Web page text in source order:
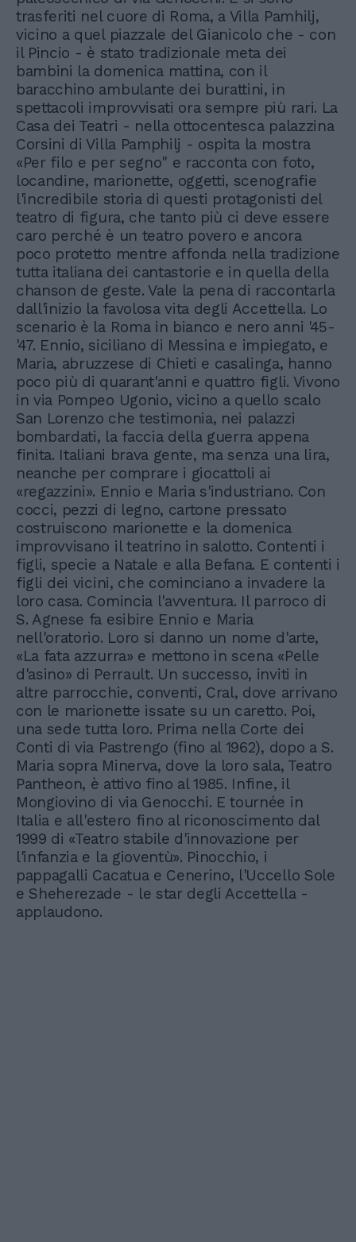
trasferiti nel cuore di Roma, a Villa Pamhilj,
vicino a quel piazzale del Gianicolo che - con
il Pincio - è stato tradizionale meta dei
bambini la domenica mattina, con il
baracchino ambulante dei burattini, in
spettacoli improvvisati ora sempre più rari. La
Casa dei Teatri - nella ottocentesca palazzina
Corsini di Villa Pamphilj - ospita la mostra
«Per filo e per segno" e racconta con foto,
locandine, marionette, oggetti, scenografie
l'incredibile storia di questi protagonisti del
teatro di figura, che tanto più ci deve essere
caro perché è un teatro povero e ancora
poco protetto mentre affonda nella tradizione
tutta italiana dei cantastorie e in quella della
chanson de geste. Vale la pena di raccontarla
dall'inizio la favolosa vita degli Accettella. Lo
scenario è la Roma in bianco e nero anni '45-
'47. Ennio, siciliano di Messina e impiegato, e
Maria, abruzzese di Chieti e casalinga, hanno
poco più di quarant'anni e quattro figli. Vivono
in via Pompeo Ugonio, vicino a quello scalo
San Lorenzo che testimonia, nei palazzi
bombardati, la faccia della guerra appena
finita. Italiani brava gente, ma senza una lira,
neanche per comprare i giocattoli ai
«regazzini». Ennio e Maria s'industriano. Con
cocci, pezzi di legno, cartone pressato
costruiscono marionette e la domenica
improvvisano il teatrino in salotto. Contenti i
figli, specie a Natale e alla Befana. E contenti i
figli dei vicini, che cominciano a invadere la
loro casa. Comincia l'avventura. Il parroco di
S. Agnese fa esibire Ennio e Maria
nell'oratorio. Loro si danno un nome d'arte,
«La fata azzurra» e mettono in scena «Pelle
d'asino» di Perrault. Un successo, inviti in
altre parrocchie, conventi, Cral, dove arrivano
con le marionette issate su un caretto. Poi,
una sede tutta loro. Prima nella Corte dei
Conti di via Pastrengo (fino al 1962), dopo a S.
Maria sopra Minerva, dove la loro sala, Teatro
Pantheon, è attivo fino al 1985. Infine, il
Mongiovino di via Genocchi. E tournée in
Italia e all'estero fino al riconoscimento dal
1999 di «Teatro stabile d'innovazione per
l'infanzia e la gioventù». Pinocchio, i
pappagalli Cacatua e Cenerino, l'Uccello Sole
e Sheherezade - le star degli Accettella -
applaudono.